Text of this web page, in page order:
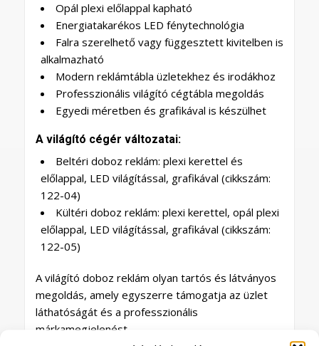
Opál plexi előlappal kapható
Energiatakarékos LED fénytechnológia
Falra szerelhető vagy függesztett kivitelben is
alkalmazható
Modern reklámtábla üzletekhez és irodákhoz
Professzionális világító cégtábla megoldás
Egyedi méretben és grafikával is készülhet
A világító cégér változatai:
Beltéri doboz reklám: plexi kerettel és
előlappal, LED világítással, grafikával (cikkszám:
122-04)
Kültéri doboz reklám: plexi kerettel, opál plexi
előlappal, LED világítással, grafikával (cikkszám:
122-05)
A világító doboz reklám olyan tartós és látványos
megoldás, amely egyszerre támogatja az üzlet
láthatóságát és a professzionális
márkamegjelenést.